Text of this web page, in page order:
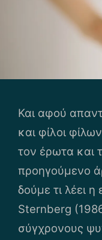
Και αφού
και φίλοι
τον έρωτα και
προηγούμενο
δούμε τι λέει η
Sternberg
σύγχρονους